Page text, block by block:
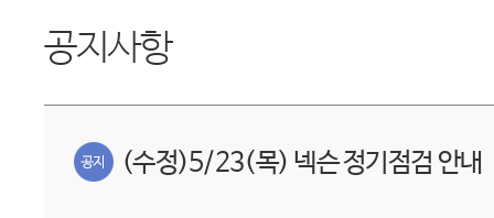
공지사항
(수정)5/23(목) 넥슨 정기점검 안내